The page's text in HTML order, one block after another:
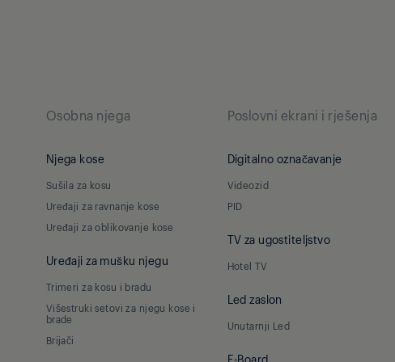
Osobna njega
Njega kose
Sušila za kosu
Uređaji za ravnanje kose
Uređaji za oblikovanje kose
Uređaji za mušku njegu
Trimeri za kosu i bradu
Višestruki setovi za njegu kose i
brade
Brijači
Poslovni ekrani i rješenja
Digitalno označavanje
Videozid
PID
TV za ugostiteljstvo
Hotel TV
Led zaslon
Unutarnji Led
E-Board